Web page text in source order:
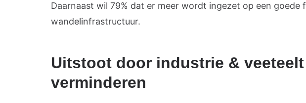
Daarnaast wil 79% dat er meer wordt ingezet op een goede
wandelinfrastructuur.
Uitstoot door industrie & veeteelt
verminderen